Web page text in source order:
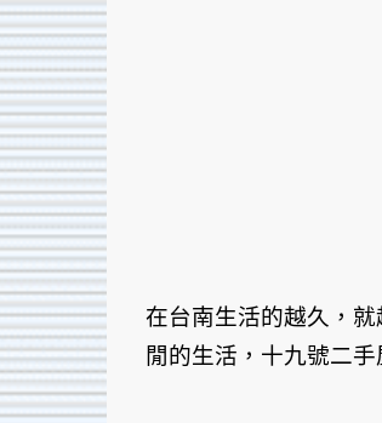
在台南生活的越久，
閒的生活，十九號二